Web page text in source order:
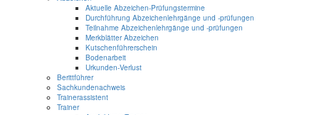
Aktuelle Abzeichen-Prüfungstermine
Durchführung Abzeichenlehrgänge und -prüfungen
Teilnahme Abzeichenlehrgänge und -prüfungen
Merkblätter Abzeichen
Kutschenführerschein
Bodenarbeit
Urkunden-Verlust
Berittführer
Sachkundenachweis
Trainerassistent
Trainer